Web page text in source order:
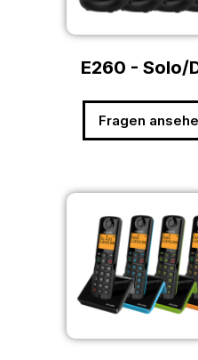
E260 - Solo/
Fragen